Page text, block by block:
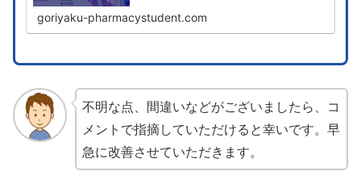
goriyaku-pharmacystudent.com
不明な点、間違いなどがございましたら、コ
メントで指摘していただけると幸いです。早
急に改善させていただきます。